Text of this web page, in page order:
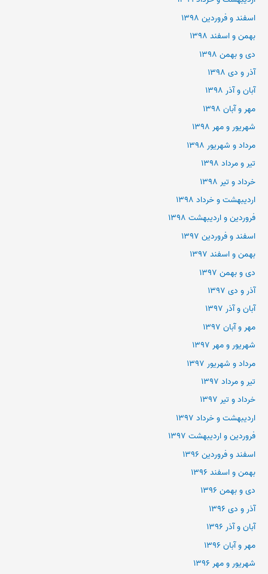
اسفند و فروردین ۱۳۹۸
بهمن و اسفند ۱۳۹۸
دی و بهمن ۱۳۹۸
آذر و دی ۱۳۹۸
آبان و آذر ۱۳۹۸
مهر و آبان ۱۳۹۸
شهریور و مهر ۱۳۹۸
مرداد و شهریور ۱۳۹۸
تیر و مرداد ۱۳۹۸
خرداد و تیر ۱۳۹۸
اردیبهشت و خرداد ۱۳۹۸
فروردین و اردیبهشت ۱۳۹۸
اسفند و فروردین ۱۳۹۷
بهمن و اسفند ۱۳۹۷
دی و بهمن ۱۳۹۷
آذر و دی ۱۳۹۷
آبان و آذر ۱۳۹۷
مهر و آبان ۱۳۹۷
شهریور و مهر ۱۳۹۷
مرداد و شهریور ۱۳۹۷
تیر و مرداد ۱۳۹۷
خرداد و تیر ۱۳۹۷
اردیبهشت و خرداد ۱۳۹۷
فروردین و اردیبهشت ۱۳۹۷
اسفند و فروردین ۱۳۹۶
بهمن و اسفند ۱۳۹۶
دی و بهمن ۱۳۹۶
آذر و دی ۱۳۹۶
آبان و آذر ۱۳۹۶
مهر و آبان ۱۳۹۶
شهریور و مهر ۱۳۹۶